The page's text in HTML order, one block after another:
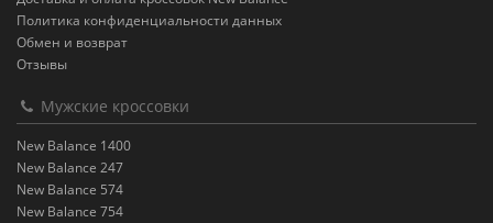
Политика конфиденциальности данных
Обмен и возврат
Отзывы
Мужские кроссовки
New Balance 1400
New Balance 247
New Balance 574
New Balance 754